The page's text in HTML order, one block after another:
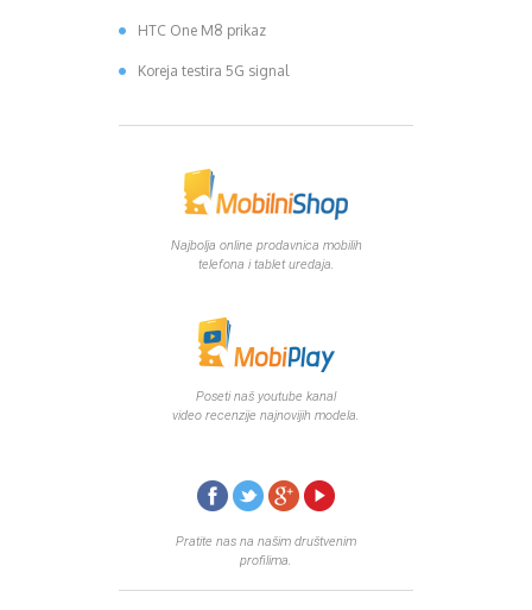
HTC One M8 prikaz
Koreja testira 5G signal
Najbolja online prodavnica mobilih
telefona i tablet uredaja.
Poseti naš youtube kanal
video recenzije najnovijih modela.
Pratite nas na našim društvenim
profilima.